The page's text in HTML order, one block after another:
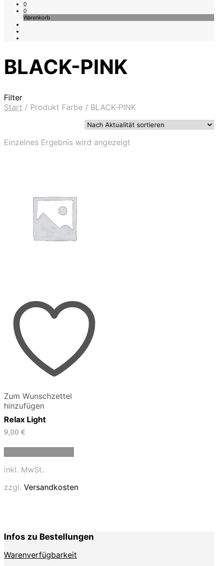
0
0
Warenkorb
BLACK-PINK
Filter
Start / Produkt Farbe / BLACK-PINK
Einzelnes Ergebnis wird angezeigt
Zum Wunschzettel
hinzufügen
Relax Light
9,00 €
auf.
der
Produktseite
gewählt
inkl. MwSt.
zzgl. Versandkosten
Infos zu Bestellungen
Warenverfügbarkeit